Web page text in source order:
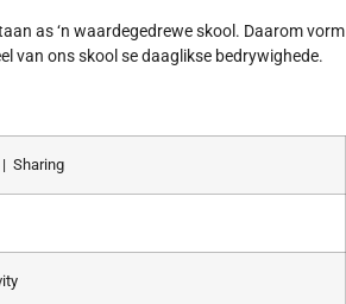
as ‘n waardegedrewe skool. Daarom vorm
van ons skool se daaglikse bedrywighede.
Sharing